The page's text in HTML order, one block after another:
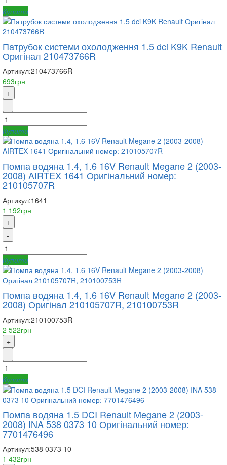
Купити
Патрубок системи охолодження 1.5 dci K9K Renault
Оригінал 210473766R
Артикул:210473766R
693грн
+
-
Купити
Помпа водяна 1.4, 1.6 16V Renault Megane 2 (2003-
2008) AIRTEX 1641 Оригінальний номер:
210105707R
Артикул:1641
1 192грн
+
-
Купити
Помпа водяна 1.4, 1.6 16V Renault Megane 2 (2003-
2008) Оригінал 210105707R, 210100753R
Артикул:210100753R
2 522грн
+
-
Купити
Помпа водяна 1.5 DCI Renault Megane 2 (2003-
2008) INA 538 0373 10 Оригінальний номер:
7701476496
Артикул:538 0373 10
1 432грн